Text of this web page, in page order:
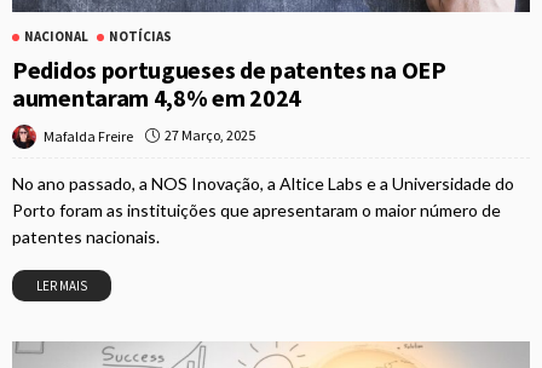
NACIONAL NOTÍCIAS
Pedidos portugueses de patentes na OEP
aumentaram 4,8% em 2024
Mafalda Freire 27 Março, 2025
No ano passado, a NOS Inovação, a Altice Labs e a Universidade do
Porto foram as instituições que apresentaram o maior número de
patentes nacionais.
LER MAIS